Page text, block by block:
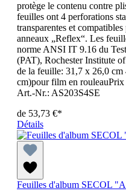
protège le contenu contre
feuilles ont 4 perforations
transparentes et
anneaux „Reflex“. Les
norme ANSI IT 9.16 du
(PAT), Rochester Institute
de la feuille: 31,7 x 26,0
cm)pour film en rouleauPrix
Art.-Nr.: AS203S4SE
de 53,73 €*
Détails
Feuilles d'album SECOL